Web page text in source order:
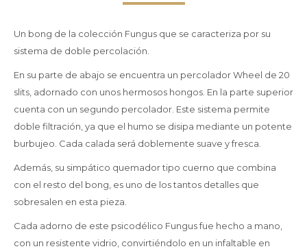
Un bong de la colección Fungus que se caracteriza por su
sistema de doble percolación.
En su parte de abajo se encuentra un percolador Wheel de 20
slits, adornado con unos hermosos hongos. En la parte superior
cuenta con un segundo percolador. Este sistema permite
doble filtración, ya que el humo se disipa mediante un potente
burbujeo. Cada calada será doblemente suave y fresca.
Además, su simpático quemador tipo cuerno que combina
con el resto del bong, es uno de los tantos detalles que
sobresalen en esta pieza.
Cada adorno de este psicodélico Fungus fue hecho a mano,
con un resistente vidrio, convirtiéndolo en un infaltable en